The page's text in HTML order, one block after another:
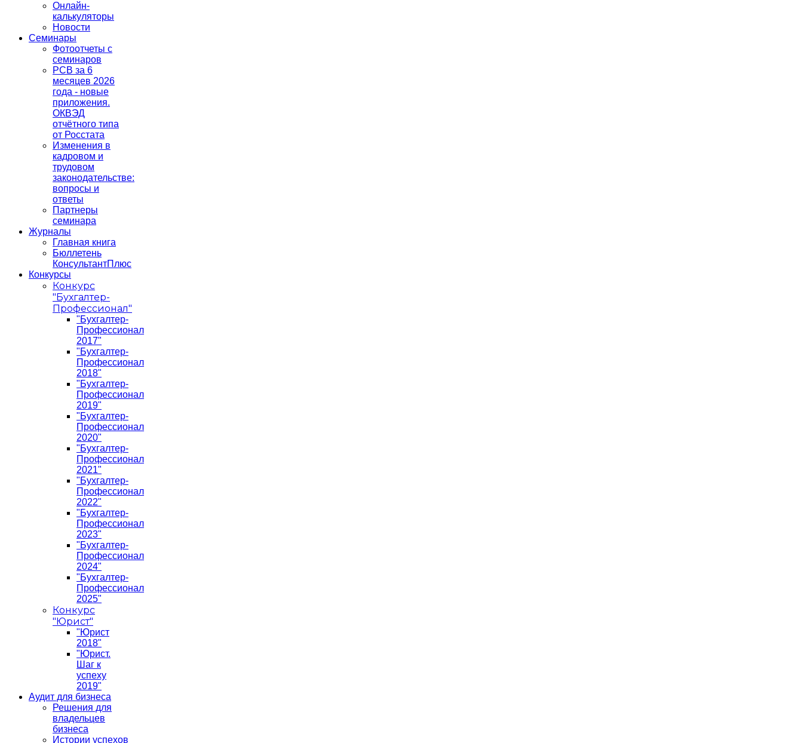
Онлайн-
калькуляторы
Новости
Семинары
Фотоотчеты с
семинаров
РСВ за 6
месяцев 2026
года - новые
приложения.
ОКВЭД
отчётного типа
от Росстата
Изменения в
кадровом и
трудовом
законодательстве:
вопросы и
ответы
Партнеры
семинара
Журналы
Главная книга
Бюллетень
КонсультантПлюс
Конкурсы
Конкурс
"Бухгалтер-
Профессионал"
"Бухгалтер-
Профессионал
2017"
"Бухгалтер-
Профессионал
2018"
"Бухгалтер-
Профессионал
2019"
"Бухгалтер-
Профессионал
2020"
"Бухгалтер-
Профессионал
2021"
"Бухгалтер-
Профессионал
2022"
"Бухгалтер-
Профессионал
2023"
"Бухгалтер-
Профессионал
2024"
"Бухгалтер-
Профессионал
2025"
Конкурс
"Юрист"
"Юрист
2018"
"Юрист.
Шаг к
успеху
2019"
Аудит для бизнеса
Решения для
владельцев
бизнеса
Истории успехов